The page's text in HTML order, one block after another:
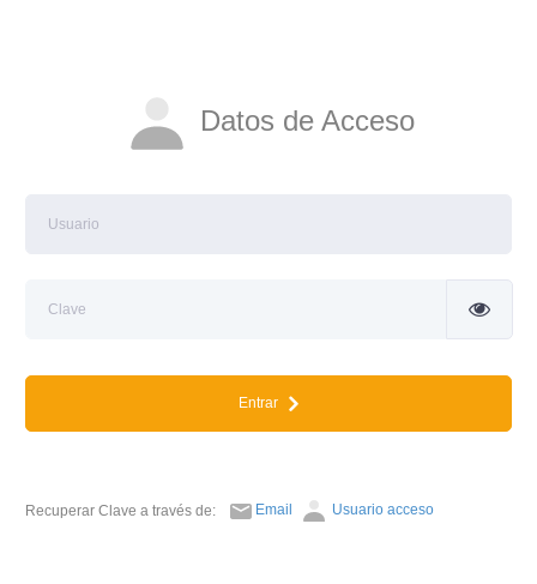
Datos de Acceso
Entrar
Recuperar Clave a través de: Email Usuario acceso